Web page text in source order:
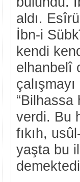
aldı.
İbn-i
kendi
elhanbelî
“Bilhassa
verdi. Bu
fıkıh,
yaşta bu